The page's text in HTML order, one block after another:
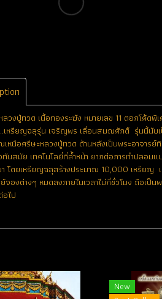
วงปู่ทวด เนื้อทองระฆัง หมายเลข 11 ตอกโค้
เหรียญฉลุรุ่น เจริญพร เลื่อนสมณศักดิ์ รุ่นนี้นับ
หนือศรีษะหลวงปู่ทวด ด้านหลังเป็นพระอาจา
นสมัย เทคโนโลยี่ที่ล้ำหน้า ยากต่อการทำปลอม
โดยเหรียญฉลุสร้างประมาณ 10,000 เหรียญ
จองต่างๆ หมดลงภายในเวลาไม่กี่ชั่วโมง ถือเ
ไป
New